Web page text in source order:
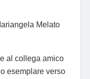
Melato
al collega amico
esemplare verso